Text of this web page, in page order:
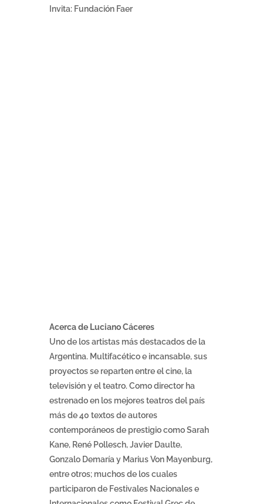
Invita: Fundación Faer
Acerca de Luciano Cáceres
Uno de los artistas más destacados de la
Argentina. Multifacético e incansable, sus
proyectos se reparten entre el cine, la
televisión y el teatro. Como director ha
estrenado en los mejores teatros del país
más de 40 textos de autores
contemporáneos de prestigio como Sarah
Kane, René Pollesch, Javier Daulte,
Gonzalo Demaría y Marius Von Mayenburg,
entre otros; muchos de los cuales
participaron de Festivales Nacionales e